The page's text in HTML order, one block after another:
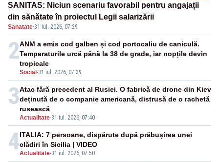
SANITAS: Niciun scenariu favorabil pentru angajații
din sănătate în proiectul Legii salarizării
Sanatate·31 iul. 2026, 07:29
2
Social-31 iul. 2026, 07:39
ANM a emis cod galben și cod portocaliu de caniculă.
Temperaturile urcă până la 38 de grade, iar nopțile devin
tropicale
3
Actualitate-31 iul. 2026, 07:40
Atac fără precedent al Rusiei. O fabrică de drone din Kiev
deținută de o companie americană, distrusă de o rachetă
rusească
4Actualitate-31 iul. 2026, 07:50
ITALIA: 7 persoane, dispărute după prăbușirea unei
clădiri în Sicilia | VIDEO